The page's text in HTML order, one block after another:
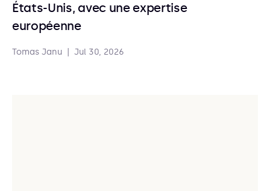
États-Unis, avec une expertise
européenne
Tomas Janu Jul 30, 2026